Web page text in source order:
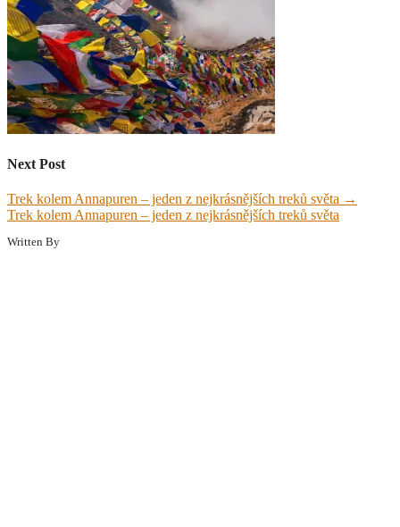
Next Post
Trek kolem Annapuren – jeden z nejkrásnějších treků světa →
Trek kolem Annapuren – jeden z nejkrásnějších treků světa
Written By